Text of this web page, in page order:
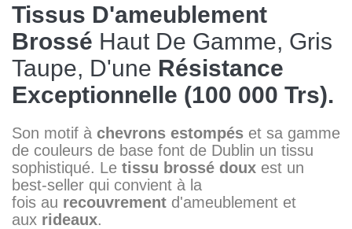
Tissus D'ameublement
Brossé Haut De Gamme, Gris
Taupe, D'une Résistance
Exceptionnelle (100 000 Trs).
Son motif à chevrons estompés et sa gamme
de couleurs de base font de Dublin un tissu
sophistiqué. Le tissu brossé doux est un
best-seller qui convient à la
fois au recouvrement d'ameublement et
aux rideaux.